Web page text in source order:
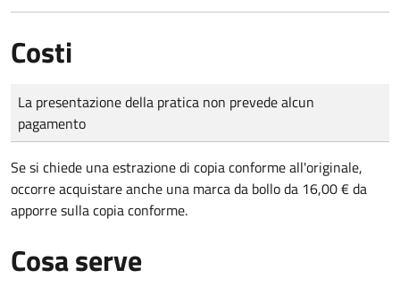
Costi
Tipo di pagamento
Importo
La presentazione della pratica non prevede alcun
pagamento
Se si chiede una estrazione di copia conforme all'originale,
occorre acquistare anche una marca da bollo da 16,00 € da
apporre sulla copia conforme.
Cosa serve